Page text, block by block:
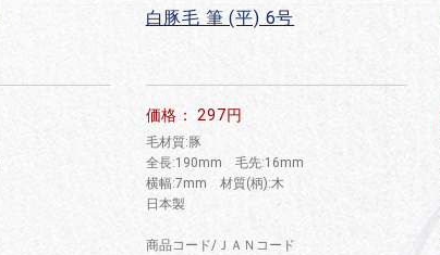
白豚毛 筆 (平) 6号
価格： 297円
毛材質:豚
全長:190mm 毛先:16mm
横幅:7mm 材質(柄):木
日本製
商品コード/ＪＡＮコード